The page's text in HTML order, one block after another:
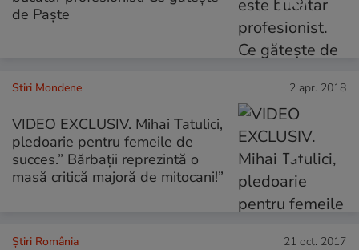
de Paște
Stiri Mondene 2 apr. 2018
VIDEO EXCLUSIV. Mihai Tatulici,
pledoarie pentru femeile de
succes.” Bărbații reprezintă o
masă critică majoră de mitocani!”
Știri România 21 oct. 2017